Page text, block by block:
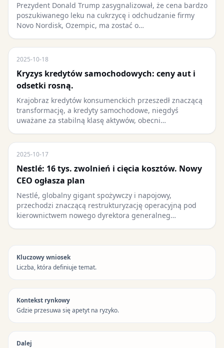
Prezydent Donald Trump zasygnalizował, że cena bardzo
poszukiwanego leku na cukrzycę i odchudzanie firmy
Novo Nordisk, Ozempic, ma zostać o…
2025-10-18
Kryzys kredytów samochodowych: ceny aut i
odsetki rosną.
Krajobraz kredytów konsumenckich przeszedł znaczącą
transformację, a kredyty samochodowe, niegdyś
uważane za stabilną klasę aktywów, obecni…
2025-10-17
Nestlé: 16 tys. zwolnień i cięcia kosztów. Nowy
CEO ogłasza plan
Nestlé, globalny gigant spożywczy i napojowy,
przechodzi znaczącą restrukturyzację operacyjną pod
kierownictwem nowego dyrektora generalneg…
Kluczowy wniosek
Liczba, która definiuje temat.
Kontekst rynkowy
Gdzie przesuwa się apetyt na ryzyko.
Dalej